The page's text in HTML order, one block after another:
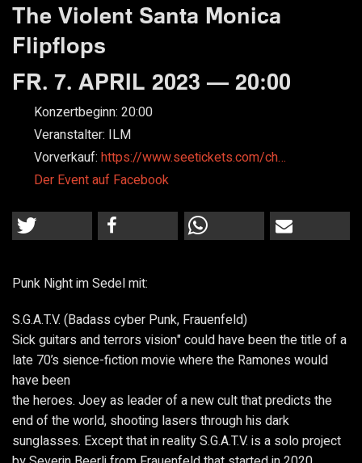
The Violent Santa Monica
Flipflops
FR. 7. APRIL 2023 — 20:00
Konzertbeginn: 20:00
Veranstalter: ILM
Vorverkauf: https://www.seetickets.com/ch…
Der Event auf Facebook
Punk Night im Sedel mit:
S.G.A.T.V. (Badass cyber Punk, Frauenfeld)
Sick guitars and terrors vision" could have been the title of a
late 70’s sience-fiction movie where the Ramones would
have been
the heroes. Joey as leader of a new cult that predicts the
end of the world, shooting lasers through his dark
sunglasses. Except that in reality S.G.A.T.V. is a solo project